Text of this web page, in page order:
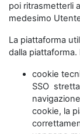
poi ritrasmetterli
medesimo
La piattaforma
dalla
cookie
SSO
cookie, la